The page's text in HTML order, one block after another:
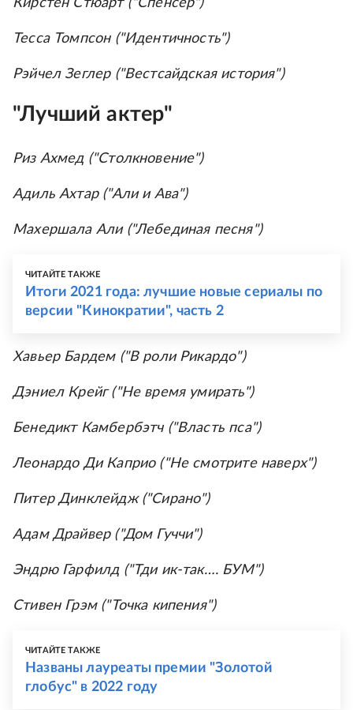
Кирстен Стюарт ("Спенсер")
Тесса Томпсон ("Идентичность")
Рэйчел Зеглер ("Вестсайдская история")
"Лучший актер"
Риз Ахмед ("Столкновение")
Адиль Ахтар ("Али и Ава")
Махершала Али ("Лебединая песня")
ЧИТАЙТЕ ТАКЖЕ
Итоги 2021 года: лучшие новые сериалы по
версии "Кинократии", часть 2
Хавьер Бардем ("В роли Рикардо")
Дэниел Крейг ("Не время умирать")
Бенедикт Камбербэтч ("Власть пса")
Леонардо Ди Каприо ("Не смотрите наверх")
Питер Динклейдж ("Сирано")
Адам Драйвер ("Дом Гуччи")
Эндрю Гарфилд ("Тди ик-так…. БУМ")
Стивен Грэм ("Точка кипения")
ЧИТАЙТЕ ТАКЖЕ
Названы лауреаты премии "Золотой
глобус" в 2022 году